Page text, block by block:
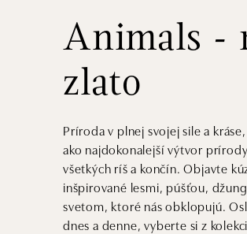
Animals -
zlato
Príroda v plnej svojej sile a
ako najdokonalejší výtvor
všetkých ríš a končín. Objavte
inšpirované lesmi, púšťou,
svetom, ktoré nás obklopujú.
dnes a denne, vyberte si z